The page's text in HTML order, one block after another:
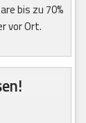
bis zu 70%
vor Ort.